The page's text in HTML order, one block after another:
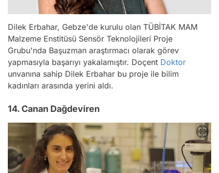
Dilek Erbahar, Gebze'de kurulu olan TÜBİTAK MAM
Malzeme Enstitüsü Sensör Teknolojileri Proje
Grubu'nda Başuzman araştırmacı olarak görev
yapmasıyla başarıyı yakalamıştır. Doçent Doktor
unvanına sahip Dilek Erbahar bu proje ile bilim
kadınları arasında yerini aldı.
14. Canan Dağdeviren